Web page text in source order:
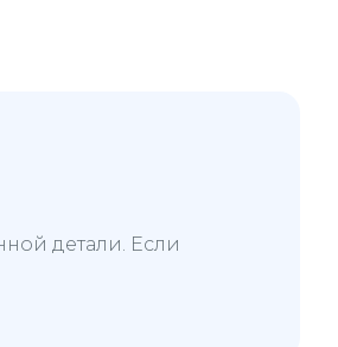
детали. Если